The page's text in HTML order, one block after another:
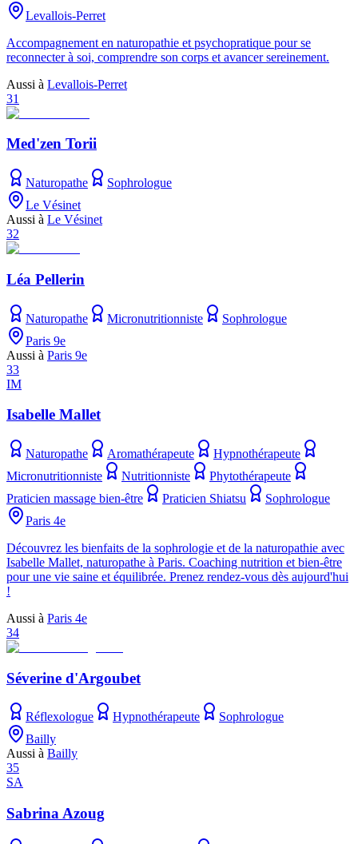
Levallois-Perret
Accompagnement en naturopathie et psychopratique pour se
reconnecter à soi, comprendre son corps et avancer sereinement.
Aussi à Levallois-Perret
31
Med'zen Torii
Naturopathe
Sophrologue
Le Vésinet
Aussi à Le Vésinet
32
Léa Pellerin
Naturopathe Micronutritionniste
Sophrologue
Paris 9e
Aussi à Paris 9e
33
IM
Isabelle Mallet
Naturopathe Aromathérapeute
Hypnothérapeute
Micronutritionniste
Nutritionniste
Phytothérapeute
Praticien massage bien-être
Praticien Shiatsu
Sophrologue
Paris 4e
Découvrez les bienfaits de la sophrologie et de la naturopathie avec
Isabelle Mallet, naturopathe à Paris. Coaching nutrition et bien-être
pour une vie saine et équilibrée. Prenez rendez-vous dès aujourd'hui
!
Aussi à Paris 4e
34
Séverine d'Argoubet
Réflexologue Hypnothérapeute
Sophrologue
Bailly
Aussi à Bailly
35
SA
Sabrina Azoug